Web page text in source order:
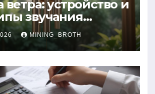
устройство и
звучания
MINING_BROTH